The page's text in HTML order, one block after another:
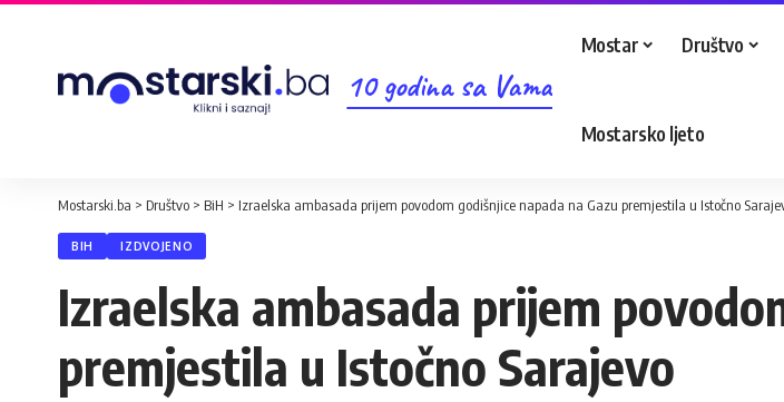
10 godina sa Vama
Mostar Društvo
Mostarsko ljeto
Mostarski.ba > Društvo > BiH > Izraelska ambasada prijem povodom godišnjice napada na Gazu premjestila u Istočno
BIH IZDVOJENO
Izraelska ambasada prijem
premjestila u Istočno Sarajevo